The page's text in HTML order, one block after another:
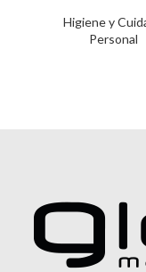
Higiene y
Personal